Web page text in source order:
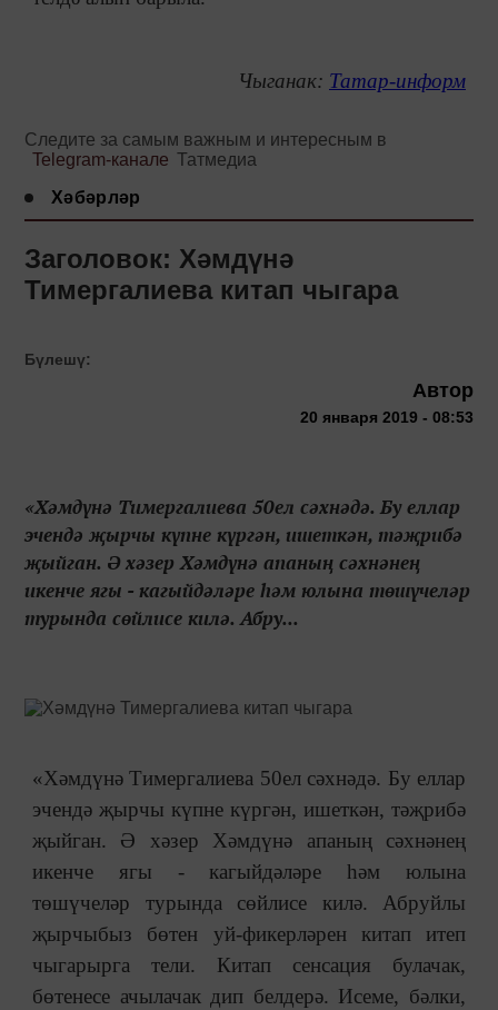
Чыганак: Татар-информ
Следите за самым важным и интересным в
Telegram-канале Татмедиа
Хәбәрләр
Заголовок: Хәмдүнә
Тимергалиева китап чыгара
Бүлешү:
Автор
20 января 2019 - 08:53
«Хәмдүнә Тимергалиева 50ел сәхнәдә. Бу еллар
эчендә җырчы күпне күргән, ишеткән, тәҗрибә
җыйган. Ә хәзер Хәмдүнә апаның сәхнәнең
икенче ягы - кагыйдәләре һәм юлына төшүчеләр
турында сөйлисе килә. Абру...
«Хәмдүнә Тимергалиева 50ел сәхнәдә. Бу еллар
эчендә җырчы күпне күргән, ишеткән, тәҗрибә
җыйган. Ә хәзер Хәмдүнә апаның сәхнәнең
икенче ягы - кагыйдәләре һәм юлына
төшүчеләр турында сөйлисе килә. Абруйлы
җырчыбыз бөтен уй-фикерләрен китап итеп
чыгарырга тели. Китап сенсация булачак,
бөтенесе ачылачак дип белдерә. Исеме, бәлки,